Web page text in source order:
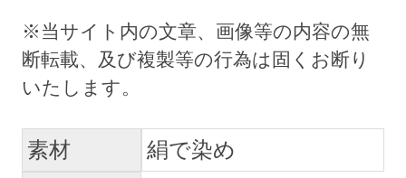
素材 絹で染め